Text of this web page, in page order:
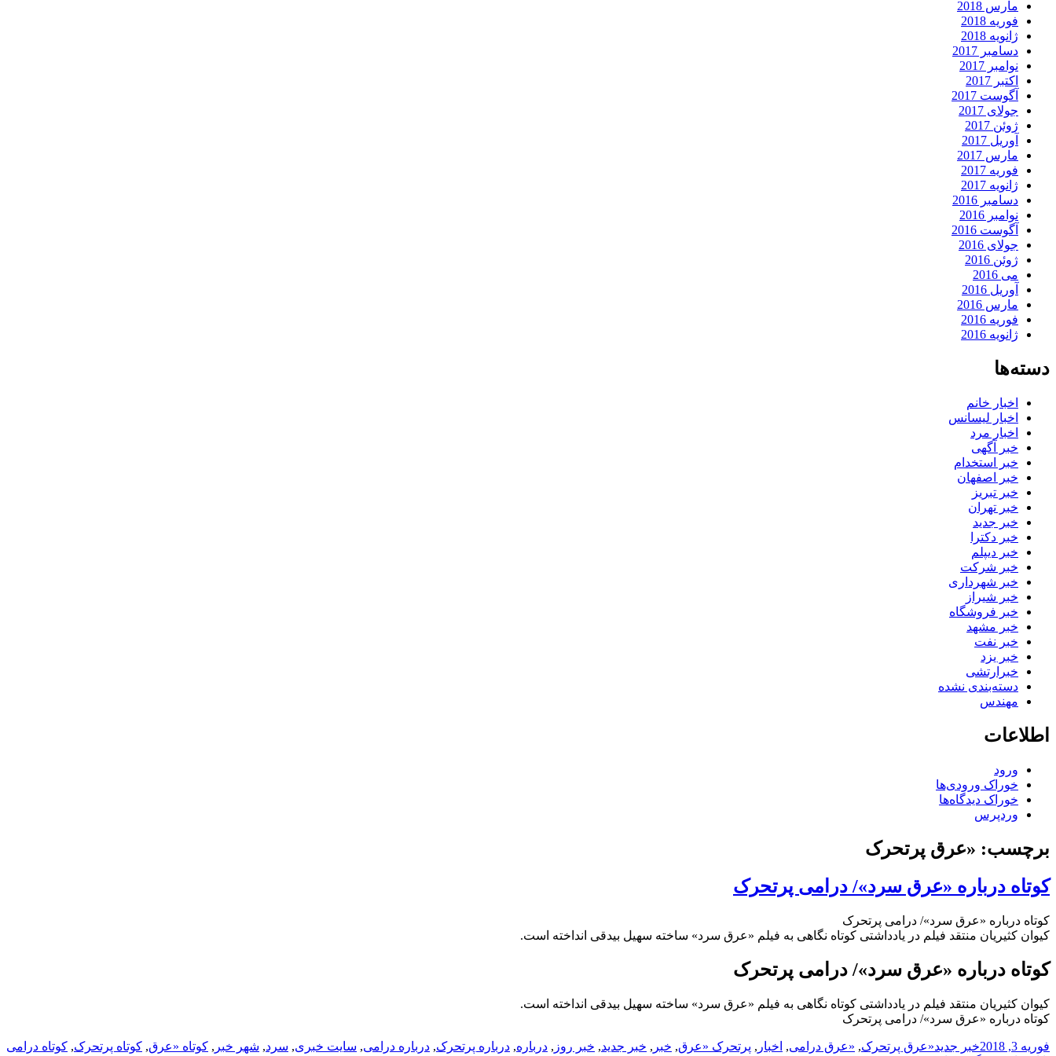
مارس 2018
فوریه 2018
ژانویه 2018
دسامبر 2017
نوامبر 2017
اکتبر 2017
آگوست 2017
جولای 2017
ژوئن 2017
آوریل 2017
مارس 2017
فوریه 2017
ژانویه 2017
دسامبر 2016
نوامبر 2016
آگوست 2016
جولای 2016
ژوئن 2016
می 2016
آوریل 2016
مارس 2016
فوریه 2016
ژانویه 2016
دسته‌ها
اخبار خانم
اخبار لیسانس
اخبار مرد
خبر آگهی
خبر استخدام
خبر اصفهان
خبر تبریز
خبر تهران
خبر جدید
خبر دکترا
خبر دیپلم
خبر شرکت
خبر شهرداری
خبر شیراز
خبر فروشگاه
خبر مشهد
خبر نفت
خبر یزد
خبرارتشی
دسته‌بندی نشده
مهندس
اطلاعات
ورود
خوراک ورودی‌ها
خوراک دیدگاه‌ها
وردپرس
برچسب: «عرق پرتحرک
کوتاه درباره «عرق سرد»/ درامی پرتحرک
کوتاه درباره «عرق سرد»/ درامی پرتحرک
کیوان کثیریان منتقد فیلم در یادداشتی کوتاه نگاهی به فیلم «عرق سرد» ساخته سهیل بیدقی انداخته است.
کوتاه درباره «عرق سرد»/ درامی پرتحرک
کیوان کثیریان منتقد فیلم در یادداشتی کوتاه نگاهی به فیلم «عرق سرد» ساخته سهیل بیدقی انداخته است.
کوتاه درباره «عرق سرد»/ درامی پرتحرک
ارسال
فوریه 3, 2018 نویسنده
دسته‌ها
خبر جدیدبرچسب‌ها
«عرق پرتحرک, «عرق درامی, اخبار , پرتحرک «عرق, خبر , خبر جدید, خبر روز , درباره, درباره پرتحرک, درباره درامی, سایت خبری, سرد, شهر خبر , کوتاه «عرق, کوتاه پرتحرک, کوتاه درامی